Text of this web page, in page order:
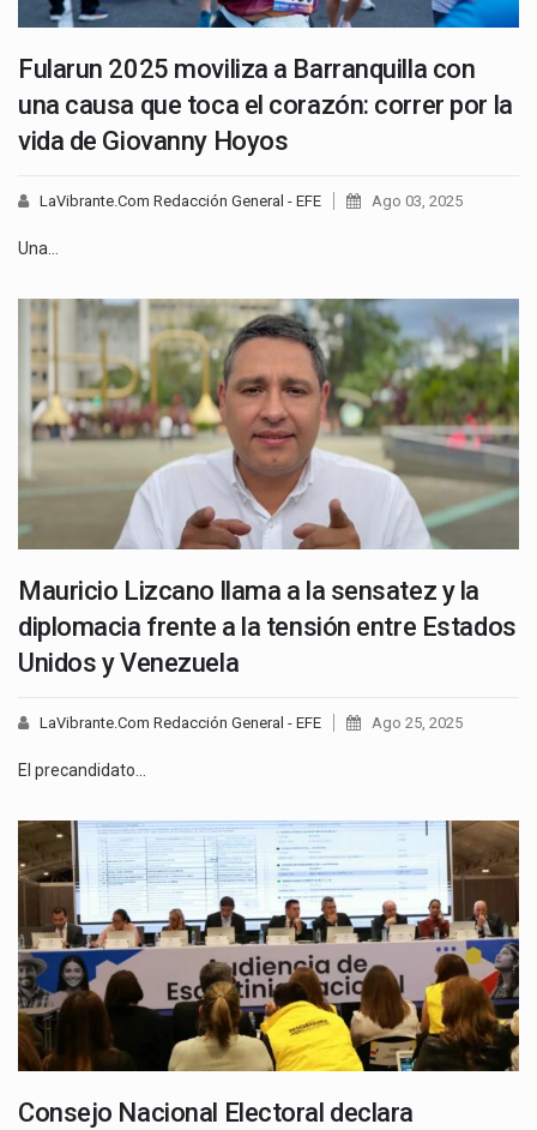
Fularun 2025 moviliza a Barranquilla con
una causa que toca el corazón: correr por la
vida de Giovanny Hoyos
LaVibrante.Com Redacción General - EFE Ago 03, 2025
Una…
Mauricio Lizcano llama a la sensatez y la
diplomacia frente a la tensión entre Estados
Unidos y Venezuela
LaVibrante.Com Redacción General - EFE Ago 25, 2025
El precandidato…
Consejo Nacional Electoral declara